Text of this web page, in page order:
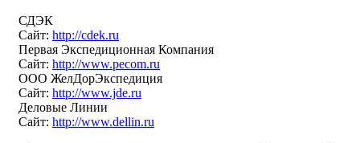
СДЭК
Сайт: http://cdek.ru
Первая Экспедиционная Компания
Сайт: http://www.pecom.ru
ООО ЖелДорЭкспедиция
Сайт: http://www.jde.ru
Деловые Линии
Сайт: http://www.dellin.ru